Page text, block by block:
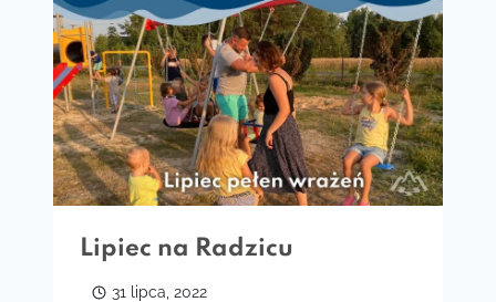
Lipiec na Radzicu
31 lipca, 2022